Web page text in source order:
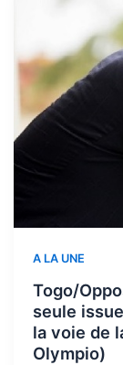
A LA UNE
Togo/
seule
la voie de
Olympio)